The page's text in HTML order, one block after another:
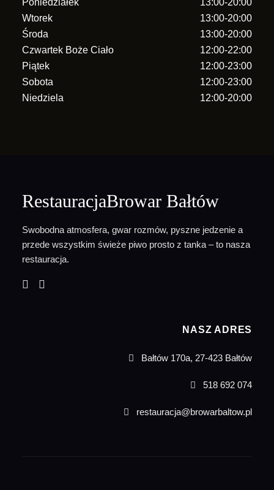
Poniedziałek
13:00-20:00
Wtorek
13:00-20:00
Środa
13:00-20:00
Czwartek Boże Ciało
12:00-22:00
Piątek
12:00-23:00
Sobota
12:00-23:00
Niedziela
12:00-20:00
RestauracjaBrowar Bałtów
Swobodna atmosfera, gwar rozmów, pyszne jedzenie a
przede wszystkim świeże piwo prosto z tanka – to nasza
restauracja.
NASZ ADRES
Bałtów 170a, 27-423 Bałtów
518 692 074
restauracja@browarbaltow.pl